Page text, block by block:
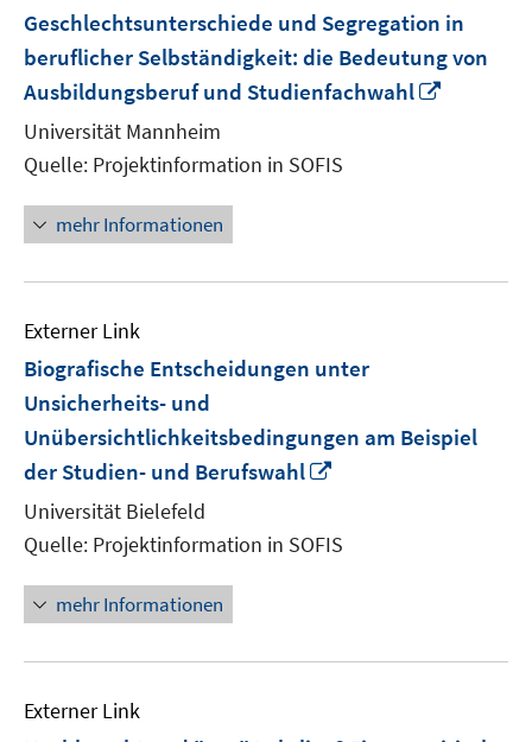
Geschlechtsunterschiede und Segregation in
beruflicher Selbständigkeit: die Bedeutung von
Ausbildungsberuf und Studienfachwahl
Universität Mannheim
Quelle: Projektinformation in SOFIS
mehr Informationen
Externer Link
Biografische Entscheidungen unter
Unsicherheits- und
Unübersichtlichkeitsbedingungen am Beispiel
der Studien- und Berufswahl
öffnen
Universität Bielefeld
Quelle: Projektinformation in SOFIS
mehr Informationen
Externer Link